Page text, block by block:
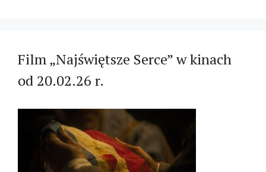
Film „Najświętsze Serce” w kinach
od 20.02.26 r.